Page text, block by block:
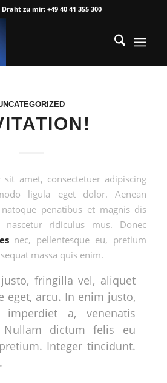
zu mir: +49 40 41 355 300
amet, consectetuer adipiscing
ligula eget dolor. Aenean
penatibus et magnis dis
nascetur ridiculus mus. Donec
nec, pellentesque eu, pretium
massa quis enim.
fringilla vel, aliquet
eget, arcu. In enim justo,
a, venenatis
dictum felis eu
Integer tincidunt.